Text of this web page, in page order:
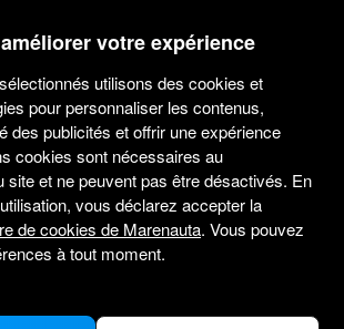
marenauta
bateaux Cadzand
date de départ et trouvez
location.
votre expérience
utilisons des cookies et
pour personnaliser les contenus,
des publicités et offrir une expérience
cookies sont nécessaires au
site et ne peuvent pas être désactivés. En
vous déclarez accepter la
de cookies de Marenauta. Vous pouvez
à tout moment.